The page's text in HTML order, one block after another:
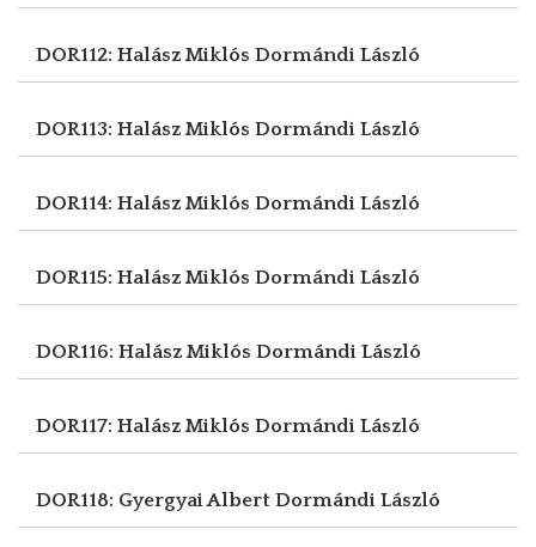
DOR112: Halász Miklós Dormándi László
DOR113: Halász Miklós Dormándi László
DOR114: Halász Miklós Dormándi László
DOR115: Halász Miklós Dormándi László
DOR116: Halász Miklós Dormándi László
DOR117: Halász Miklós Dormándi László
DOR118: Gyergyai Albert Dormándi László